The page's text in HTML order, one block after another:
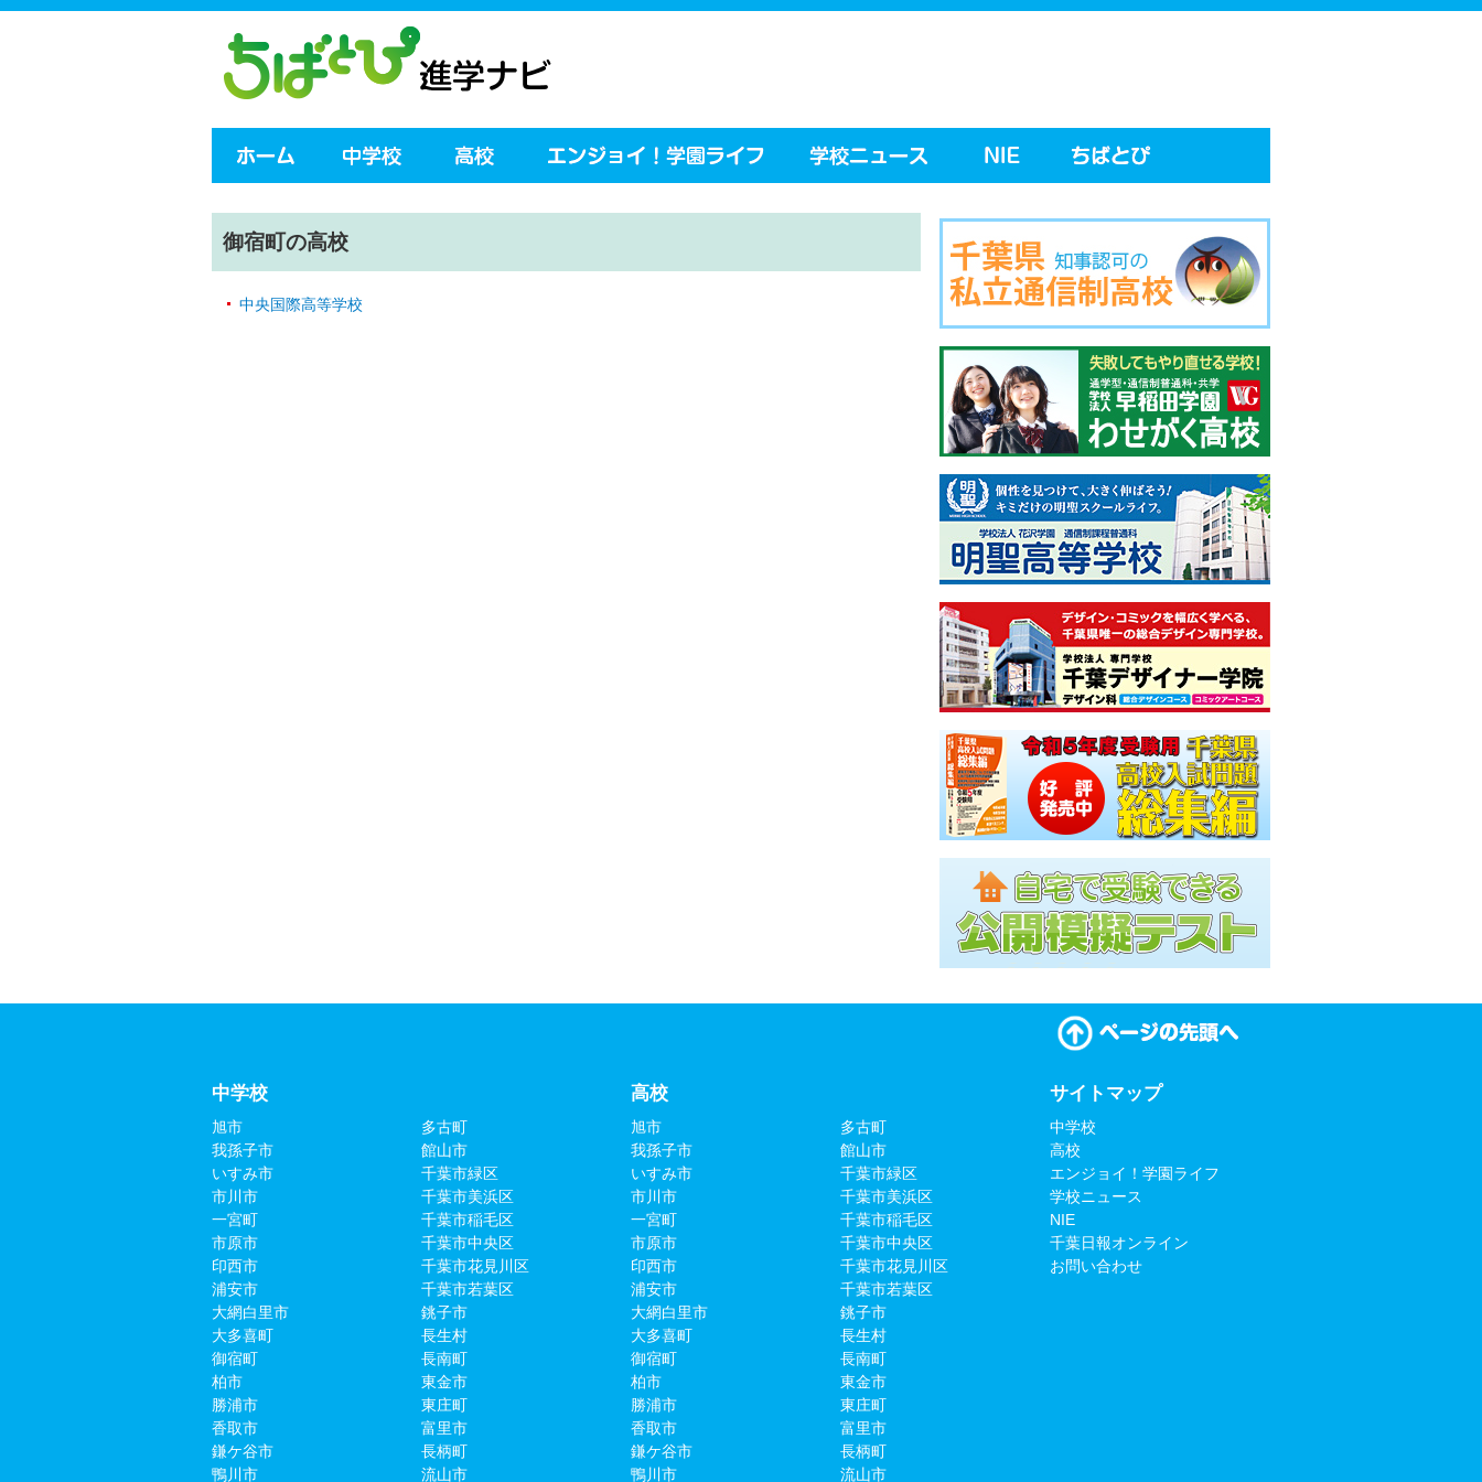
御宿町の高校
中央国際高等学校
中学校
旭市
我孫子市
いすみ市
市川市
一宮町
市原市
印西市
浦安市
大網白里市
大多喜町
御宿町
柏市
勝浦市
香取市
鎌ケ谷市
鴨川市
多古町
館山市
千葉市緑区
千葉市美浜区
千葉市稲毛区
千葉市中央区
千葉市花見川区
千葉市若葉区
銚子市
長生村
長南町
東金市
東庄町
富里市
長柄町
流山市
高校
旭市
我孫子市
いすみ市
市川市
一宮町
市原市
印西市
浦安市
大網白里市
大多喜町
御宿町
柏市
勝浦市
香取市
鎌ケ谷市
鴨川市
多古町
館山市
千葉市緑区
千葉市美浜区
千葉市稲毛区
千葉市中央区
千葉市花見川区
千葉市若葉区
銚子市
長生村
長南町
東金市
東庄町
富里市
長柄町
流山市
サイトマップ
中学校
高校
エンジョイ！学園ライフ
学校ニュース
NIE
千葉日報オンライン
お問い合わせ